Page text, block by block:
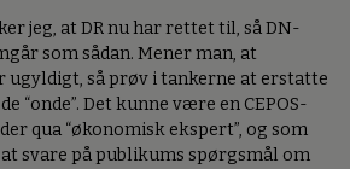
jeg, at DR nu har rettet til, så DN-
som sådan. Mener man, at
ugyldigt, så prøv i tankerne at erstatte
“onde”. Det kunne være en CEPOS-
qua “økonomisk ekspert”, og som
svare på publikums spørgsmål om